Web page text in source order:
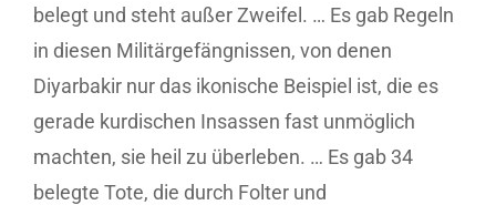
belegt und steht außer Zweifel. … Es gab Regeln
in diesen Militärgefängnissen, von denen
Diyarbakir nur das ikonische Beispiel ist, die es
gerade kurdischen Insassen fast unmöglich
machten, sie heil zu überleben. … Es gab 34
belegte Tote, die durch Folter und